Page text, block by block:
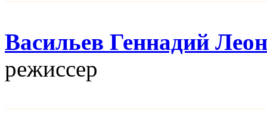
Васильев Геннадий
режисcер